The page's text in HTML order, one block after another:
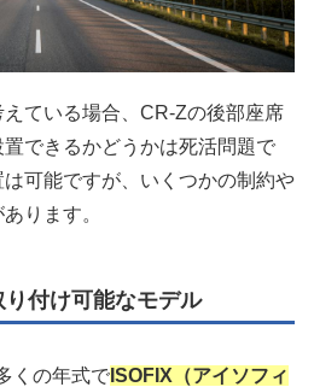
ている場合、CR-Zの後部座席
できるかどうかは死活問題で
可能ですが、いくつかの制約や
ります。
付け可能なモデル
くの年式で ISOFIX（アイソフィ